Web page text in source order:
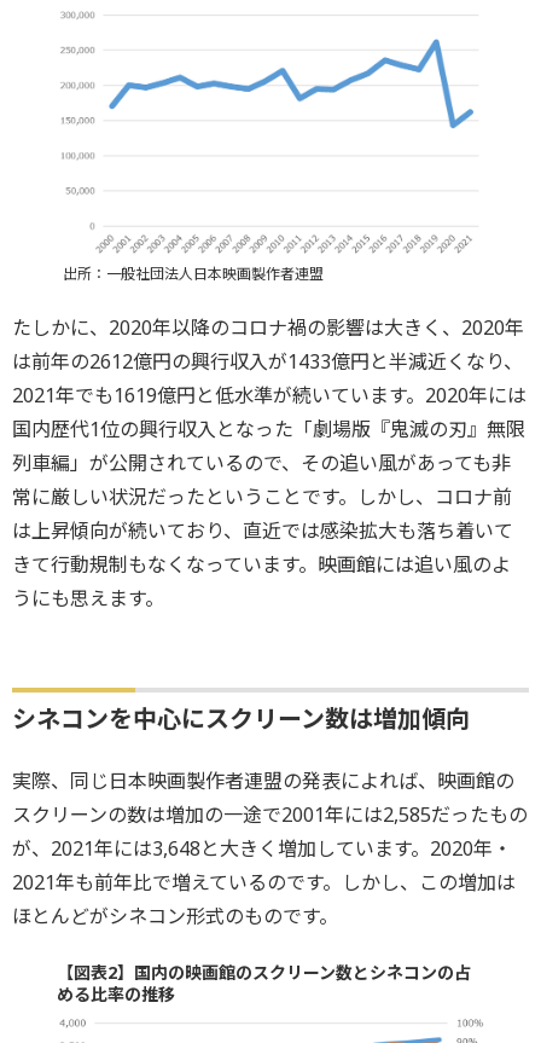
出所：一般社団法人日本映画製作者連盟
たしかに、2020年以降のコロナ禍の影響は大きく、2020年
は前年の2612億円の興行収入が1433億円と半減近くなり、
2021年でも1619億円と低水準が続いています。2020年には
国内歴代1位の興行収入となった「劇場版『鬼滅の刃』無限
列車編」が公開されているので、その追い風があっても非
常に厳しい状況だったということです。しかし、コロナ前
は上昇傾向が続いており、直近では感染拡大も落ち着いて
きて行動規制もなくなっています。映画館には追い風のよ
うにも思えます。
シネコンを中心にスクリーン数は増加傾向
実際、同じ日本映画製作者連盟の発表によれば、映画館の
スクリーンの数は増加の一途で2001年には2,585だったもの
が、2021年には3,648と大きく増加しています。2020年・
2021年も前年比で増えているのです。しかし、この増加は
ほとんどがシネコン形式のものです。
【図表2】国内の映画館のスクリーン数とシネコンの占
める比率の推移